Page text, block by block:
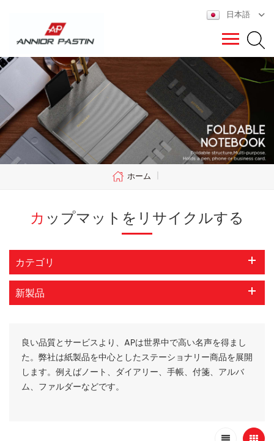
日本語
ホーム |
カップマットをリサイクルする
カテゴリ
新製品
良い品質とサービスより、APは世界中で高い名声を得まし
た。弊社は紙製品を中心としたステーショナリー商品を展開
します。例えばノート、ダイアリー、手帳、付箋、アルバ
ム、ファルダーなどです。